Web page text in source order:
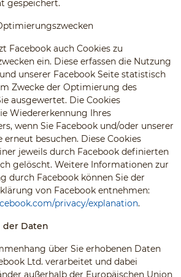
gespeichert.
Facebook auch Cookies zu
ein. Diese erfassen die Nutzung
unserer Facebook Seite statistisch
Zwecke der Optimierung des
ausgewertet. Die Cookies
Wiedererkennung Ihres
wenn Sie Facebook und/oder unserer
erneut besuchen. Diese Cookies
jeweils durch Facebook definierten
gelöscht. Weitere Informationen zur
durch Facebook können Sie der
von Facebook entnehmen:
privacy/explanation.
Daten
über Sie erhobenen Daten
Ltd. verarbeitet und dabei
außerhalb der Europäischen Union